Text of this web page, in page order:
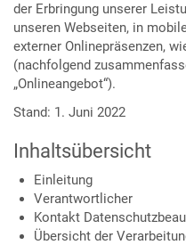
der Erbringung unserer
unseren Webseiten, in
externer Onlinepräsenzen,
(nachfolgend
„Onlineangebot“).
Stand: 1. Juni 2022
Inhaltsübersicht
Einleitung
Verantwortlicher
Kontakt
Übersicht der